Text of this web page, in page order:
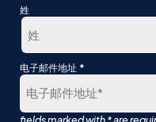
第
一
姓
最
后
电子邮件地址 *